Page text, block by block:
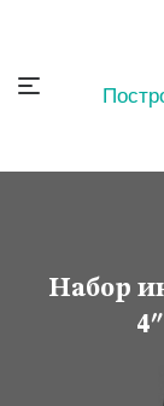
content
Набор